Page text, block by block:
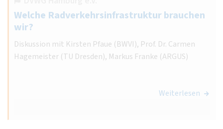
Welche Radverkehrsinfrastruktur brauchen
wir?
Diskussion mit Kirsten Pfaue (BWVI), Prof. Dr. Carmen
Hagemeister (TU Dresden), Markus Franke (ARGUS)
Weiterlesen